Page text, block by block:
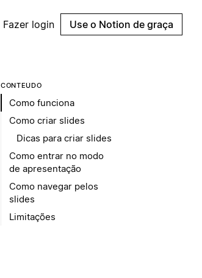
Fazer login Use o Notion de graça
CONTEÚDO
Como funciona
Como criar slides
Dicas para criar slides
Como entrar no modo
de apresentação
Como navegar pelos
slides
Limitações